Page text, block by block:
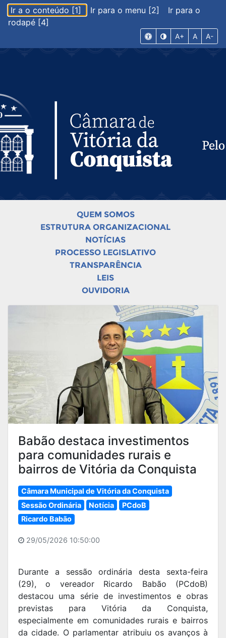
Ir a o conteúdo [1] Ir para o menu [2]
Ir para o
rodapé [4]
A+ A A-
QUEM SOMOS
ESTRUTURA ORGANIZACIONAL
NOTÍCIAS
PROCESSO LEGISLATIVO
TRANSPARÊNCIA
LEIS
OUVIDORIA
Babão destaca investimentos
para comunidades rurais e
bairros de Vitória da Conquista
Câmara Municipal de Vitória da Conquista
Sessão Ordinária
Notícia
PCdoB
Ricardo Babão
29/05/2026 10:50:00
Durante a sessão ordinária desta sexta-feira
(29), o vereador Ricardo Babão (PCdoB)
destacou uma série de investimentos e obras
previstas para Vitória da Conquista,
especialmente em comunidades rurais e bairros
da cidade. O parlamentar atribuiu os avanços à